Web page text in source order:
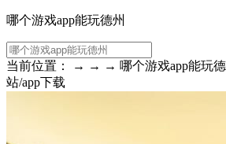
哪个游戏app能玩德州
当前位置： → → → 哪个游戏app能玩德
站/app下载